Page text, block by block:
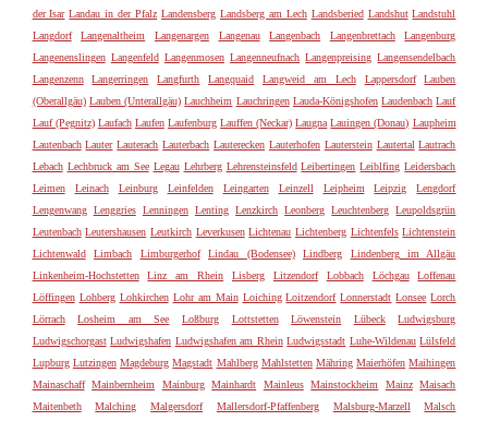
der Isar Landau in der Pfalz Landensberg Landsberg am Lech Landsberied Landshut Landstuhl
Langdorf
Langenaltheim Langenargen Langenau Langenbach Langenbrettach
Langenburg
Langenenslingen Langenfeld Langenmosen Langenneufnach Langenpreising Langensendelbach
Langenzenn
Langerringen Langfurth Langquaid Langweid am Lech Lappersdorf
Lauben
(Oberallgäu) Lauben (Unterallgäu) Lauchheim Lauchringen Lauda-Königshofen Laudenbach Lauf
Lauf (Pegnitz) Laufach Laufen Laufenburg Lauffen (Neckar) Laugna Lauingen (Donau) Laupheim
Lautenbach Lauter Lauterach Lauterbach Lauterecken Lauterhofen Lauterstein Lautertal Lautrach
Lebach Lechbruck am See Legau Lehrberg Lehrensteinsfeld Leibertingen Leiblfing Leidersbach
Leimen
Leinach Leinburg Leinfelden Leingarten Leinzell Leipheim Leipzig
Lengdorf
Lengenwang Lenggries Lenningen Lenting Lenzkirch Leonberg Leuchtenberg Leupoldsgrün
Leutenbach Leutershausen Leutkirch Leverkusen Lichtenau Lichtenberg Lichtenfels Lichtenstein
Lichtenwald
Limbach Limburgerhof Lindau (Bodensee) Lindberg
Lindenberg im Allgäu
Linkenheim-Hochstetten
Linz am Rhein Lisberg Litzendorf Lobbach Löchgau
Loffenau
Löffingen Lohberg Lohkirchen Lohr am Main Loiching Loitzendorf Lonnerstadt Lonsee Lorch
Lörrach
Losheim am See Loßburg Lottstetten Löwenstein Lübeck
Ludwigsburg
Ludwigschorgast Ludwigshafen Ludwigshafen am Rhein Ludwigsstadt Luhe-Wildenau Lülsfeld
Lupburg Lutzingen Magdeburg Magstadt Mahlberg Mahlstetten Mähring Maierhöfen Maihingen
Mainaschaff Mainbernheim Mainburg Mainhardt Mainleus Mainstockheim Mainz Maisach
Maitenbeth
Malching Malgersdorf Mallersdorf-Pfaffenberg Malsburg-Marzell
Malsch